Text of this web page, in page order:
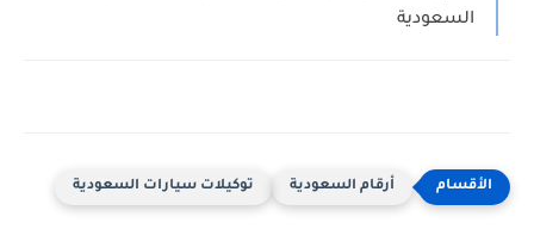
السعودية
أرقام السعودية توكيلات سيارات السعودية